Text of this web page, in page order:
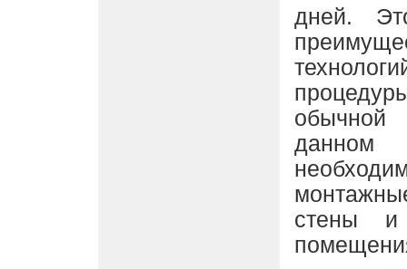
дней.
стены и